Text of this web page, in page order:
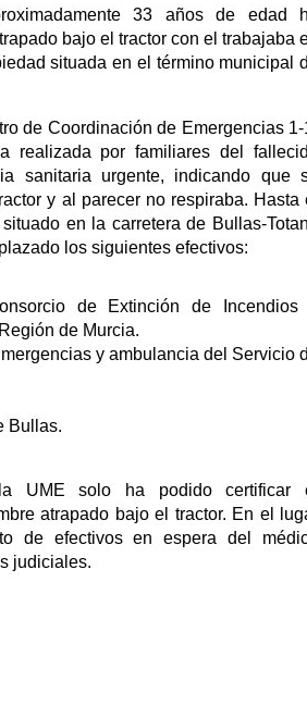
33 años de edad
bajo el tractor con el trabajaba
situada en el término municipal
de Coordinación de Emergencias 1-
realizada por familiares del
sanitaria urgente, indicando que
y al parecer no respiraba. Hasta
en la carretera de Bullas-
los siguientes efectivos:
de Extinción de Incendios
de Murcia.
y ambulancia del Servicio
Bullas.
UME solo ha podido certificar
atrapado bajo el tractor. En el
de efectivos en espera del
judiciales.